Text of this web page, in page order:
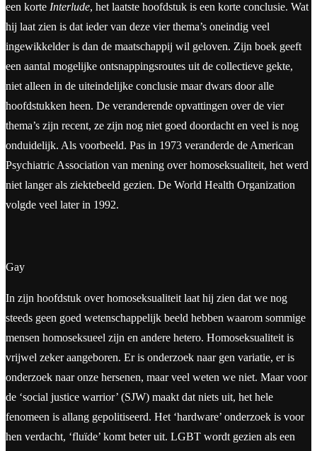
een korte Interlude, het laatste hoofdstuk is een korte conclusie. Wat
hij laat zien is dat ieder van deze vier thema’s oneindig veel
ingewikkelder is dan de maatschappij wil geloven. Zijn boek geeft
een aantal mogelijke ontsnappingsroutes uit de collectieve gekte,
niet alleen in de uiteindelijke conclusie maar dwars door alle
hoofdstukken heen. De veranderende opvattingen over de vier
thema’s zijn recent, ze zijn nog niet goed doordacht en veel is nog
onduidelijk. Als voorbeeld. Pas in 1973 veranderde de American
Psychiatric Association van mening over homoseksualiteit, het werd
niet langer als ziektebeeld gezien. De World Health Organization
volgde veel later in 1992.
Gay
In zijn hoofdstuk over homoseksualiteit laat hij zien dat we nog
steeds geen goed wetenschappelijk beeld hebben waarom sommige
mensen homoseksueel zijn en andere hetero. Homoseksualiteit is
vrijwel zeker aangeboren. Er is onderzoek naar gen variatie, er is
onderzoek naar onze hersenen, maar veel weten we niet. Maar voor
de ‘social justice warrior’ (SJW) maakt dat niets uit, het hele
fenomeen is allang gepolitiseerd. Het ‘hardware’ onderzoek is voor
hen verdacht, ‘fluïde’ komt beter uit. LGBT wordt gezien als een